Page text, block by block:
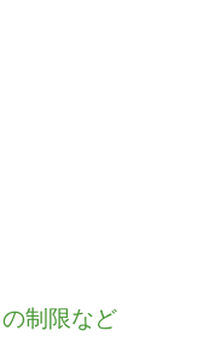
制限など